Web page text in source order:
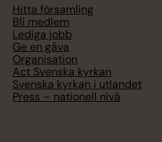
Hitta församling
Bli medlem
Lediga jobb
Ge en gåva
Organisation
Act Svenska kyrkan
Svenska kyrkan i utlandet
Press – nationell nivå